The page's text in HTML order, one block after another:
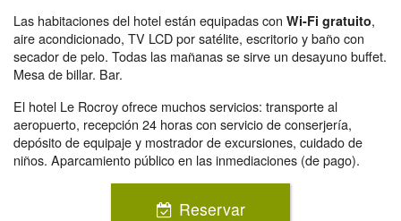
Las habitaciones del hotel están equipadas con Wi-Fi gratuito,
aire acondicionado, TV LCD por satélite, escritorio y baño con
secador de pelo. Todas las mañanas se sirve un desayuno buffet.
Mesa de billar. Bar.
El hotel Le Rocroy ofrece muchos servicios: transporte al
aeropuerto, recepción 24 horas con servicio de conserjería,
depósito de equipaje y mostrador de excursiones, cuidado de
niños. Aparcamiento público en las inmediaciones (de pago).
Reservar